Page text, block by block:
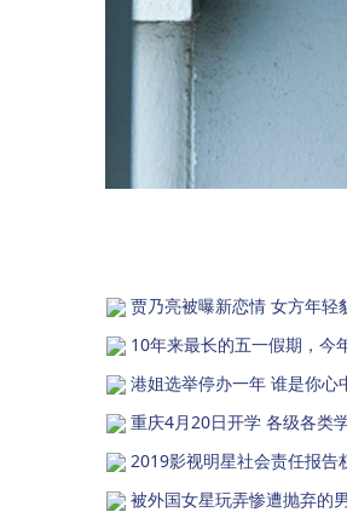
贾乃亮被曝新恋情 女方年
10年来最长的五一假期，今
港姐选举停办一年 谁是你心
重庆4月20日开学 各级各类
2019影视明星社会责任报
被外国女星玩弄惨遭抛弃的